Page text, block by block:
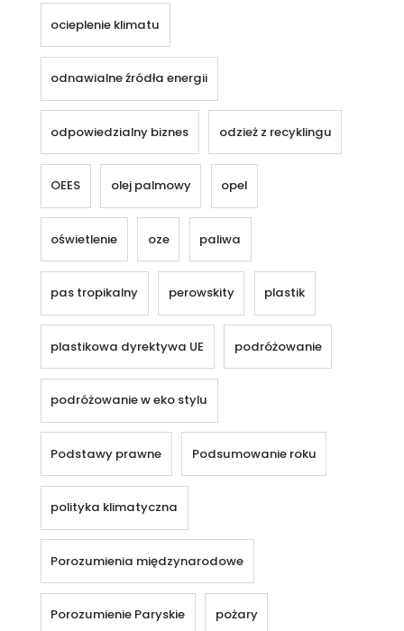
ocieplenie klimatu
odnawialne źródła energii
odpowiedzialny biznes odzież z recyklingu
OEES olej palmowy opel
oświetlenie oze paliwa
pas tropikalny perowskity plastik
plastikowa dyrektywa UE podróżowanie
podróżowanie w eko stylu
Podstawy prawne Podsumowanie roku
polityka klimatyczna
Porozumienia międzynarodowe
Porozumienie Paryskie pożary